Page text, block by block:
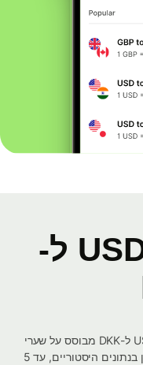
תרשים של USD ל-
התרשים האינטראקטיבי שלנו להמרת USD ל-DKK מבוסס על שערי
חליפין אמצעיים בזמן אמת, מאפשר לעיין בנתונים היסטוריים, עד 5